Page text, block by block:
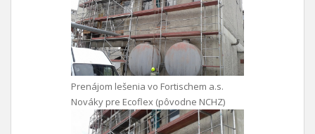
Prenájom lešenia vo Fortischem a.s.
Nováky pre Ecoflex (pôvodne NCHZ)